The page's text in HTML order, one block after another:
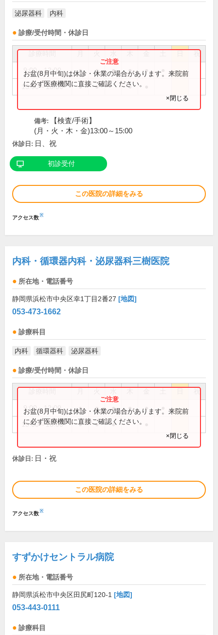
泌尿器科 内科
診療/受付時間・休診日
祝
9:00～12:00 ● ● ● ● ●
15:00～18:00 ● ● ●
お盆(8月中旬)は休診・休業の場合があります。来院前
に必ず医療機関に直接ご確認ください。
×閉じる
備考:
【検査/手術】
(月・火・木・金)13:00～15:00
休診日: 日、祝
初診受付
この医院の詳細をみる
アクセス数※
内科・循環器内科・泌尿器科三樹医院
所在地・電話番号
静岡県浜松市中央区幸1丁目2番27 [地図]
053-473-1662
診療科目
内科 循環器科 泌尿器科
診療/受付時間・休診日
祝
9:00～12:00 ● ● ● ● ●
15:00～18:00 ● ● ●
お盆(8月中旬)は休診・休業の場合があります。来院前
に必ず医療機関に直接ご確認ください。
×閉じる
休診日: 日・祝
この医院の詳細をみる
アクセス数※
すずかけセントラル病院
所在地・電話番号
静岡県浜松市中央区田尻町120-1 [地図]
053-443-0111
診療科目